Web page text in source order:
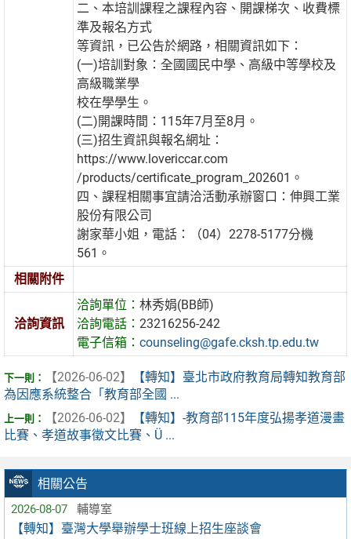
相關公告
2026-08-07 輔導室
【轉知】臺灣大學舉辦學士班線上招生座談會
二、本培訓課程之課程內容、開課梯次、收費標
準及報名方式
等資訊，已公告於網路，相關資訊如下：
(一)培訓對象：全國國民中學、高級中等學校及
高級職業學
校在學學生。
(二)開課時間：115年7月至8月。
(三)招生資訊與報名網址：
https://www.lovericcar.com
/products/certificate_program_202601。
四、課程相關事宜請洽活動承辦窗口：伸興工業
股份有限公司
謝家華小姐，電話：（04）2278-5177分機
561。
相關附件
洽詢資訊
洽詢單位：林秀娟(BB師)
洽詢電話：23216256-242
電子信箱：counseling@gafe.cksh.tp.edu.tw
【2026-06-02】
【轉知】臺北市政府教育局轉知教育部
為因應系統整合「教育部全國 ...
【2026-06-02】
【轉知】-教育部115年度弘揚孝道漫畫
比賽、孝道故事徵文比賽、Ü ...